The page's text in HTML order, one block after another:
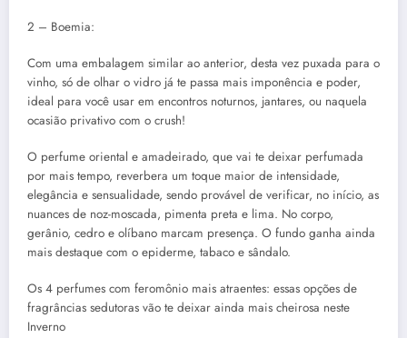
2 – Boemia:
Com uma embalagem similar ao anterior, desta vez puxada para o
vinho, só de olhar o vidro já te passa mais imponência e poder,
ideal para você usar em encontros noturnos, jantares, ou naquela
ocasião privativo com o crush!
O perfume oriental e amadeirado, que vai te deixar perfumada
por mais tempo, reverbera um toque maior de intensidade,
elegância e sensualidade, sendo provável de verificar, no início, as
nuances de noz-moscada, pimenta preta e lima. No corpo,
gerânio, cedro e olíbano marcam presença. O fundo ganha ainda
mais destaque com o epiderme, tabaco e sândalo.
Os 4 perfumes com feromônio mais atraentes: essas opções de
fragrâncias sedutoras vão te deixar ainda mais cheirosa neste
Inverno